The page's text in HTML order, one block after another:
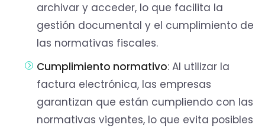
archivar y acceder, lo que facilita la
gestión documental y el cumplimiento de
las normativas fiscales.
Cumplimiento normativo: Al utilizar la
factura electrónica, las empresas
garantizan que están cumpliendo con las
normativas vigentes, lo que evita posibles